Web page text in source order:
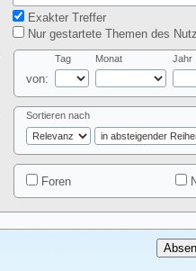
Exakter Treffer
Nur gestartete Themen des
von:
Tag Monat Jahr
Sortieren nach
Foren